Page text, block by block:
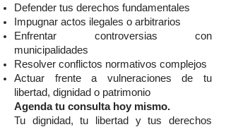
Defender tus derechos fundamentales
Impugnar actos ilegales o arbitrarios
Enfrentar controversias con
municipalidades
Resolver conflictos normativos complejos
Actuar frente a vulneraciones de tu
libertad, dignidad o patrimonio
Agenda tu consulta hoy mismo.
Tu dignidad, tu libertad y tus derechos